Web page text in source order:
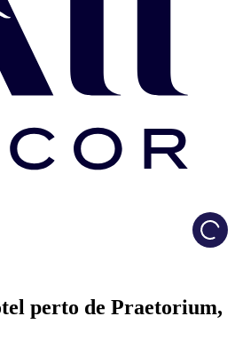
perto de Praetorium,